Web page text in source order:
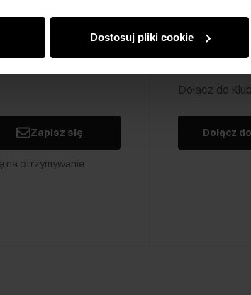
korzystania z ich usług.
Dostosuj pliki cookie
Zapisz się
na otrzymywanie
Klub
Dołącz do
Dołącz